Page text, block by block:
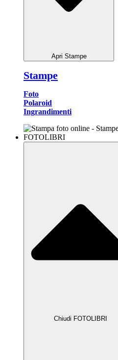
Apri Stampe
Stampe
Foto
Polaroid
Ingrandimenti
FOTOLIBRI
Chiudi FOTOLIBRI